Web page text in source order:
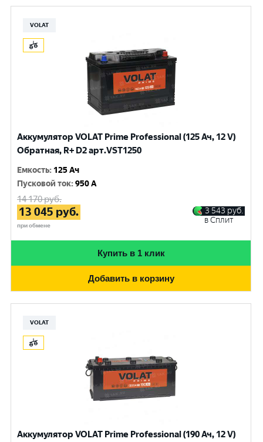
VOLAT
Аккумулятор VOLAT Prime Professional (125 Ач, 12 V)
Обратная, R+ D2 арт.VST1250
Емкость: 125 Ач
Пусковой ток:950 A
14 170руб.
13 045 руб.
при обмене
3 543 руб.
в Сплит
Купить в 1 клик
Добавить в корзину
VOLAT
Аккумулятор VOLAT Prime Professional (190 Ач, 12 V)